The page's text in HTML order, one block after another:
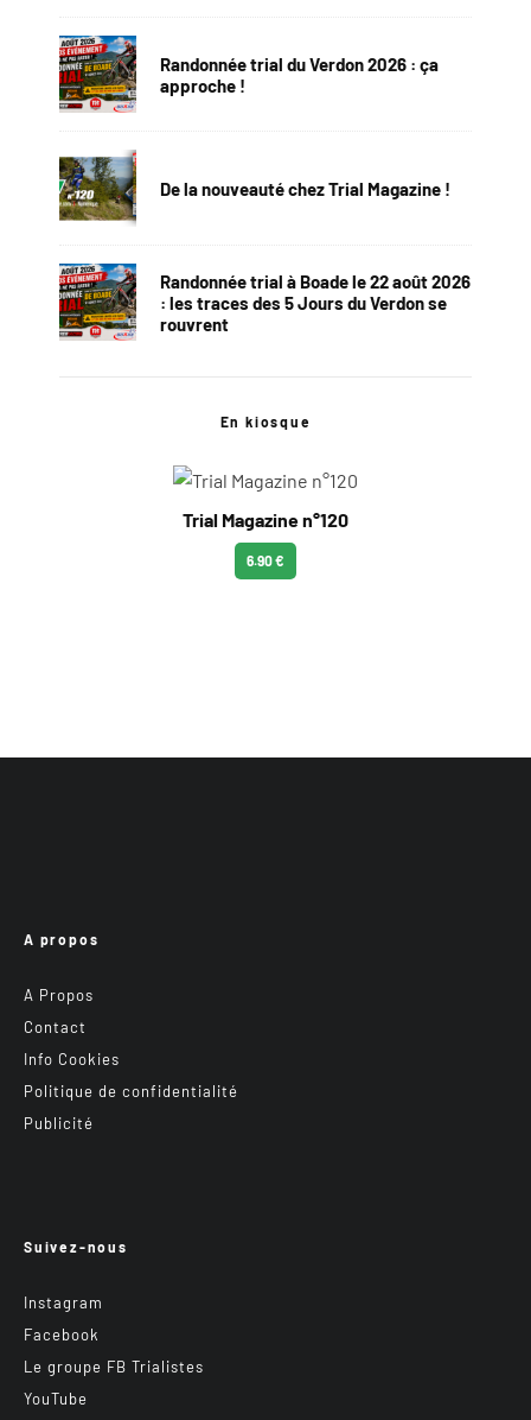
Randonnée trial du Verdon 2026 : ça
approche !
De la nouveauté chez Trial Magazine !
Randonnée trial à Boade le 22 août 2026
: les traces des 5 Jours du Verdon se
rouvrent
En kiosque
Trial Magazine n°120
6.90 €
A propos
A Propos
Contact
Info Cookies
Politique de confidentialité
Publicité
Suivez-nous
Instagram
Facebook
Le groupe FB Trialistes
YouTube